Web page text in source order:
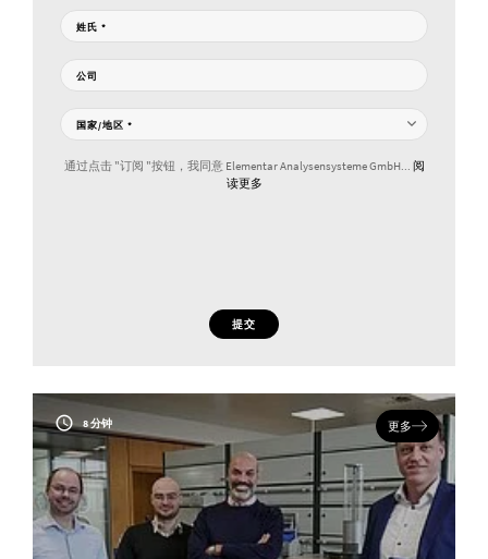
姓氏 *
公司
国家/地区 *
通过点击 "订阅 "按钮，我同意 Elementar Analysensysteme GmbH... 阅
读更多
提交
8 分钟 更多